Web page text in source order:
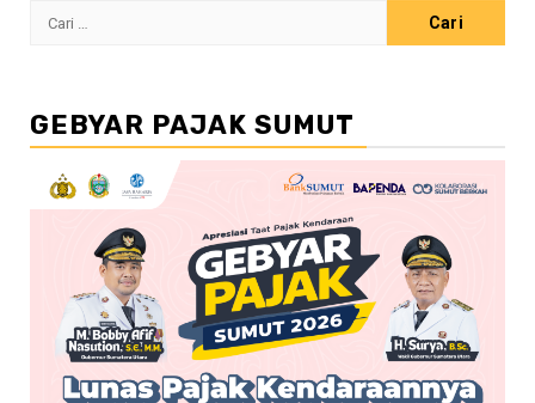
Cari
GEBYAR PAJAK SUMUT